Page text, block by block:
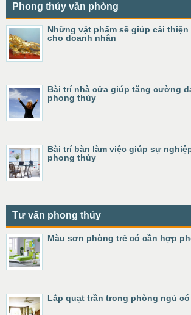
Phong thủy văn phòng
Những vật phẩm sẽ giúp cải
cho doanh nhân
Bài trí nhà cửa giúp tăng cường
phong thủy
Bài trí bàn làm việc giúp sự
phong thủy
Tư vấn phong thủy
Màu sơn phòng trẻ có cần hợp
Lắp quạt trần trong phòng ngủ